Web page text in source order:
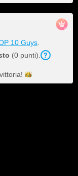
10 Guys
(0 punti).
vittoria!